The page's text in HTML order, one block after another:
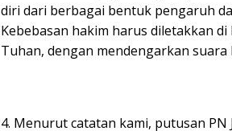
diri dari berbagai bentuk pengaruh
Kebebasan hakim harus diletakkan
Tuhan, dengan mendengarkan suara
4. Menurut catatan kami, putusan